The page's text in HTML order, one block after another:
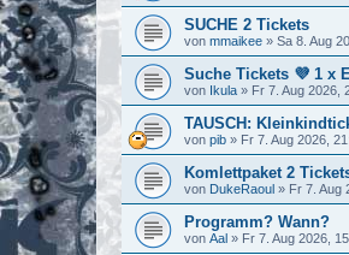
SUCHE 2 Tickets
von mmaikee » Sa 8. Aug
Suche Tickets 💜 1 x
von Ikula » Fr 7. Aug 2026,
TAUSCH:
von pib » Fr 7. Aug 2026,
Komlettpaket 2
von DukeRaoul » Fr 7. Aug
Programm? Wann?
von Aal » Fr 7. Aug 2026,